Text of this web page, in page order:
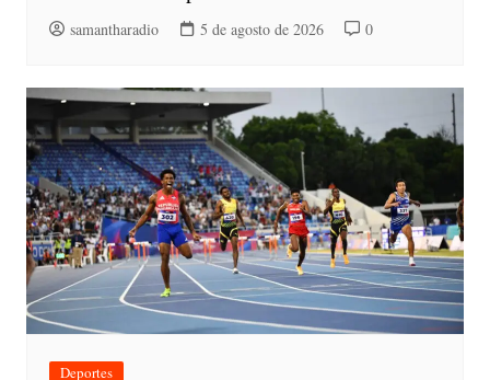
samantharadio 5 de agosto de 2026 0
Deportes